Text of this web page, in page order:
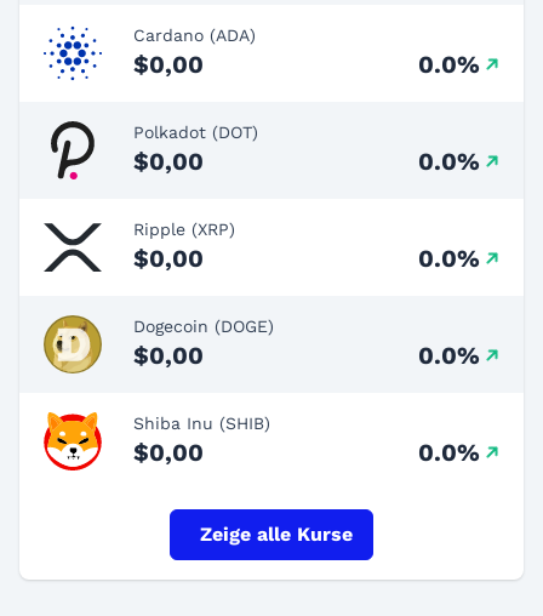
Cardano (ADA)
$0,00 0.0%
Polkadot (DOT)
$0,00 0.0%
Ripple (XRP)
$0,00 0.0%
Dogecoin (DOGE)
$0,00 0.0%
Shiba Inu (SHIB)
$0,00 0.0%
Zeige alle Kurse